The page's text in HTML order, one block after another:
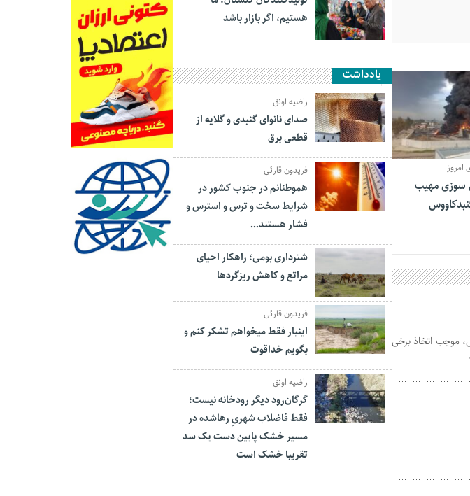
سوزی مهیب
موجب اتخاذ برخی
هستیم، اگر بازار باشد
یادداشت
راضیه اونق
صدای نانوای گنبدی و گلایه از
قطعی برق
فریدون قارئی
هموطنانم در جنوب کشور در
شرایط سخت و ترس و استرس و
فشار هستند…
شترداری بومی؛ راهکار احیای
مراتع و کاهش ریزگردها
فریدون قارئی
اینبار فقط میخواهم تشکر کنم و
بگویم خداقوت
راضیه اونق
گرگان‌رود دیگر رودخانه نیست؛
فقط فاضلاب شهریِ رهاشده در
مسیر خشک پایین دست یک سد
تقریبا خشک است